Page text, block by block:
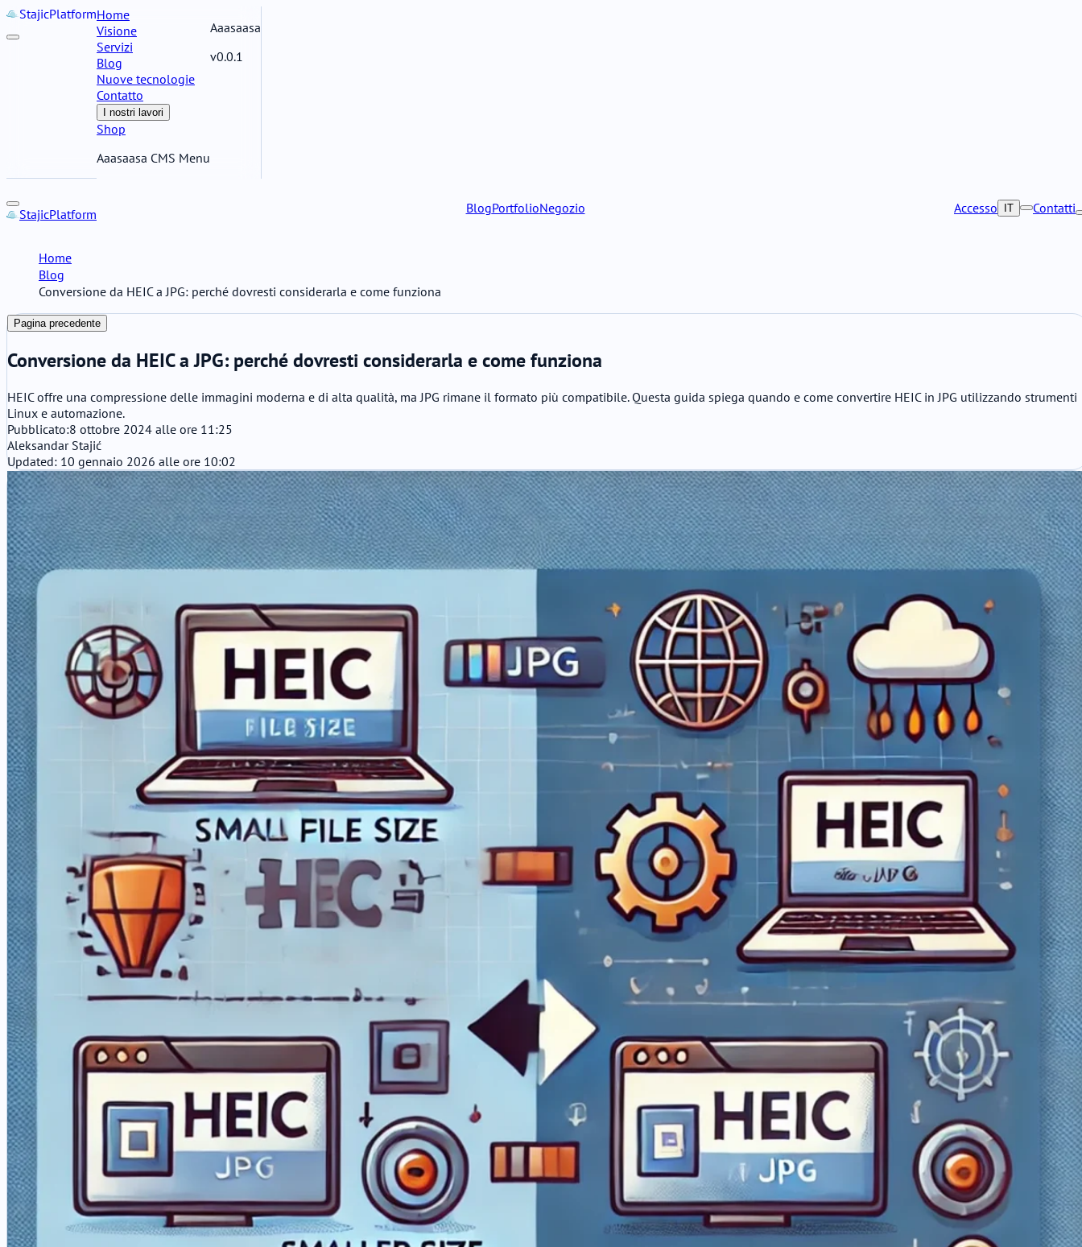
StajicPlatformHome
Visione
Servizi
Blog
Nuove tecnologie
Contatto
I nostri lavori
Shop
Aaasaasa CMS Menu
Aaasaasa
v0.0.1
StajicPlatform BlogPortfolioNegozio Accesso IT Contatti
Home
Blog
Conversione da HEIC a JPG: perché dovresti considerarla e come funziona
Pagina precedente
Conversione da HEIC a JPG: perché dovresti considerarla e come funziona
HEIC offre una compressione delle immagini moderna e di alta qualità, ma JPG rimane il formato più compatibile. Questa guida spiega quando e come convertire HEIC in JPG utilizzando strumenti
Linux e automazione.
Pubblicato:8 ottobre 2024 alle ore 11:25
Aleksandar Stajić
Updated: 10 gennaio 2026 alle ore 10:02